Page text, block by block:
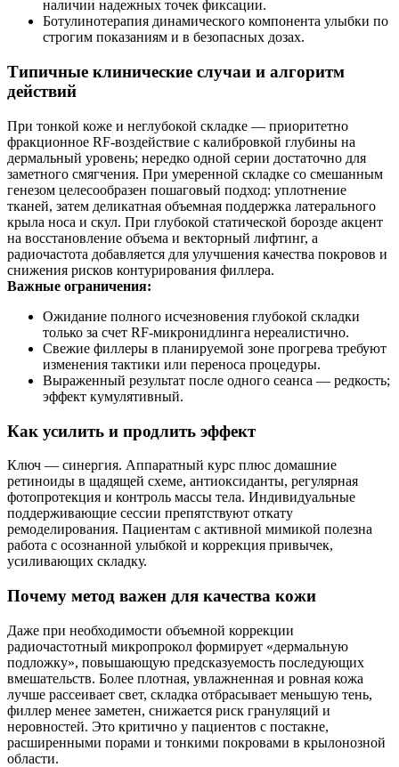
наличии надежных точек фиксации.
Ботулинотерапия динамического компонента улыбки по
строгим показаниям и в безопасных дозах.
Типичные клинические случаи и алгоритм
действий
При тонкой коже и неглубокой складке — приоритетно
фракционное RF‑воздействие с калибровкой глубины на
дермальный уровень; нередко одной серии достаточно для
заметного смягчения. При умеренной складке со смешанным
генезом целесообразен пошаговый подход: уплотнение
тканей, затем деликатная объемная поддержка латерального
крыла носа и скул. При глубокой статической борозде акцент
на восстановление объема и векторный лифтинг, а
радиочастота добавляется для улучшения качества покровов и
снижения рисков контурирования филлера.
Важные ограничения:
Ожидание полного исчезновения глубокой складки
только за счет RF‑микронидлинга нереалистично.
Свежие филлеры в планируемой зоне прогрева требуют
изменения тактики или переноса процедуры.
Выраженный результат после одного сеанса — редкость;
эффект кумулятивный.
Как усилить и продлить эффект
Ключ — синергия. Аппаратный курс плюс домашние
ретиноиды в щадящей схеме, антиоксиданты, регулярная
фотопротекция и контроль массы тела. Индивидуальные
поддерживающие сессии препятствуют откату
ремоделирования. Пациентам с активной мимикой полезна
работа с осознанной улыбкой и коррекция привычек,
усиливающих складку.
Почему метод важен для качества кожи
Даже при необходимости объемной коррекции
радиочастотный микропрокол формирует «дермальную
подложку», повышающую предсказуемость последующих
вмешательств. Более плотная, увлажненная и ровная кожа
лучше рассеивает свет, складка отбрасывает меньшую тень,
филлер менее заметен, снижается риск грануляций и
неровностей. Это критично у пациентов с постакне,
расширенными порами и тонкими покровами в крылонозной
области.